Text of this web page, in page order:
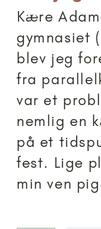
Kære
gymnasiet
blev jeg
fra
var et
nemlig en
på et
fest. Lige
min ven